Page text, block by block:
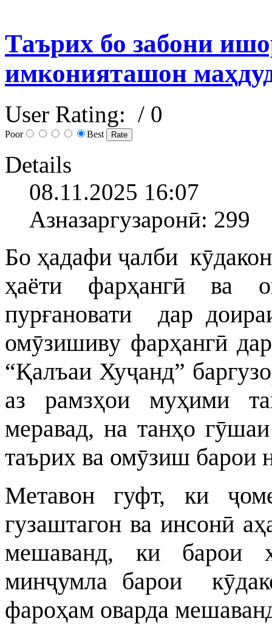
Таърих бо забони
имконияташон
User Rating: / 0
Poor Best
Details
08.11.2025 16:07
Азназаргузаронӣ: 299
Бо ҳадафи ҷалби
ҳаёти фарҳангӣ ва
пурғановати дар
омӯзишиву фарҳангӣ
“Қалъаи Хуҷанд”
аз рамзҳои муҳими
меравад, на танҳо
таърих ва омӯзиш барои
Метавон гуфт, ки
гузаштагон ва инсонӣ
мешаванд, ки барои
минҷумла барои
фароҳам оварда